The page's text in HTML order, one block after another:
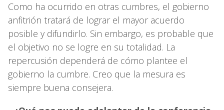
Como ha ocurrido en otras cumbres, el gobierno
anfitrión tratará de lograr el mayor acuerdo
posible y difundirlo. Sin embargo, es probable que
el objetivo no se logre en su totalidad. La
repercusión dependerá de cómo plantee el
gobierno la cumbre. Creo que la mesura es
siempre buena consejera.